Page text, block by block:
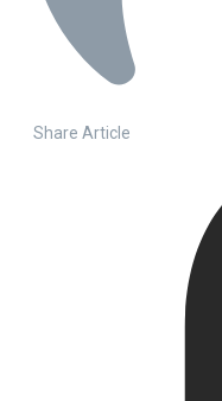
Share Article